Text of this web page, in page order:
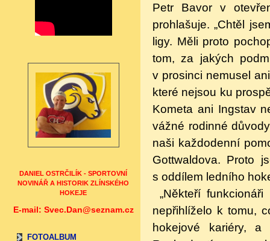
DANIEL OSTRČILÍK - SPORTOVNÍ
NOVINÁŘ A HISTORIK ZLÍNSKÉHO
HOKEJE
E-mail: Svec.Dan@seznam.cz
FOTOALBUM
Petr Bavor v
prohlašuje. „Chtěl
ligy. Měli proto
tom, za jakých
v prosinci nemusel
které nejsou ku
Kometa ani Ingstav
vážné rodinné
naši každodenní
Gottwaldova. Proto
s oddílem ledního
„Někteří
nepřihlíželo k tomu,
hokejové kariéry,